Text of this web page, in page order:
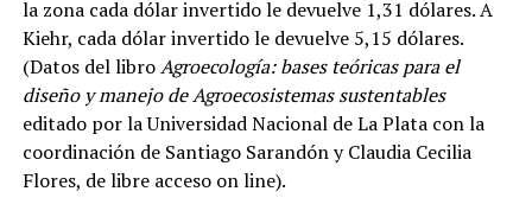
la zona cada dólar invertido le devuelve 1,31 dólares. A
Kiehr, cada dólar invertido le devuelve 5,15 dólares.
(Datos del libroAgroecología: bases teóricas para el
diseño y manejo de Agroecosistemas sustentables
editado por la Universidad Nacional de La Plata con la
coordinación de Santiago Sarandón y Claudia Cecilia
Flores, de libre acceso on line).